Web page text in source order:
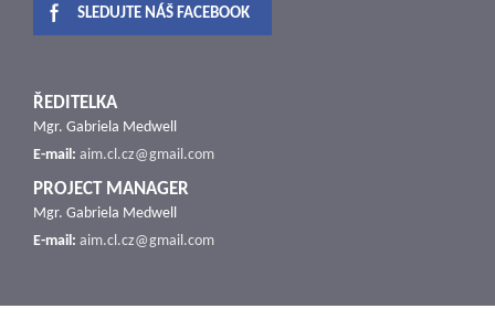
SLEDUJTE NÁŠ FACEBOOK
ŘEDITELKA
Mgr. Gabriela Medwell
E-mail: aim.cl.cz@gmail.com
PROJECT MANAGER
Mgr. Gabriela Medwell
E-mail: aim.cl.cz@gmail.com